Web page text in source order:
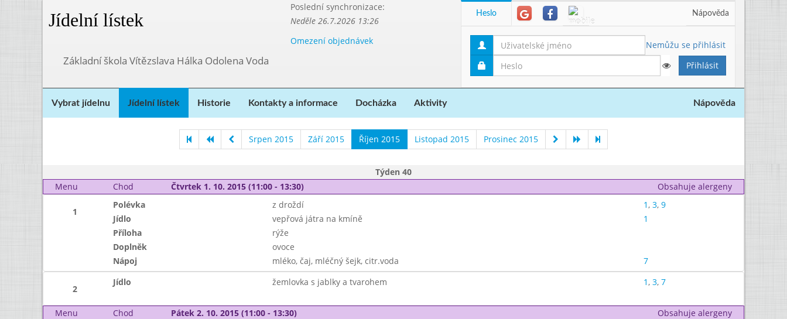
Jídelní lístek
Poslední synchronizace:
Neděle 26.7.2026 13:26
Omezení objednávek
Základní škola Vítězslava Hálka Odolena Voda
Heslo Nápověda
Nemůžu se přihlásit
Vybrat jídelnu Jídelní lístek Historie Kontakty a informace Docházka Aktivity Nápověda
Srpen 2015 Září 2015 Říjen 2015 Listopad 2015 Prosinec 2015
Týden 40
Menu
Chod Čtvrtek 1. 10. 2015 (11:00 - 13:30) Obsahuje alergeny
1
Polévka z droždí 1, 3, 9
Jídlo
vepřová játra na kmíně
1
Příloha
rýže
Doplněk
ovoce
Nápoj
mléko, čaj, mléčný šejk, citr.voda 7
2
Jídlo žemlovka s jablky a tvarohem 1, 3, 7
Menu Chod Pátek 2. 10. 2015 (11:00 - 13:30) Obsahuje alergeny